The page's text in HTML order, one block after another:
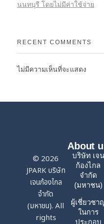
นนทบุรี โดยไม่มีค่าใช้จ่าย
RECENT COMMENTS
ไม่มีความเห็นที่จะแสดง
© 2026
JPARK บริษัท
เจนก้องไกล
จำกัด
(มหาชน). All
rights
About
บริษัท เจน
ก้องไกล
จำกัด
(มหาชน)
ผู้เชี่ยวชา
ในการ
ประกอบ